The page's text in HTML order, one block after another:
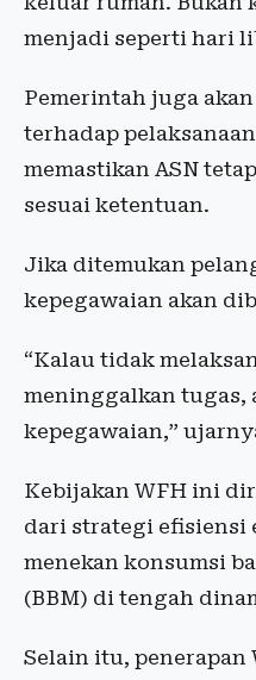
menjadi seperti hari
Pemerintah juga
terhadap
memastikan ASN
sesuai ketentuan.
Jika ditemukan
kepegawaian akan
“Kalau tidak
meninggalkan tugas,
kepegawaian,”
Kebijakan WFH ini
dari strategi efisiensi
menekan konsumsi
(BBM) di tengah
Selain itu, penerapan